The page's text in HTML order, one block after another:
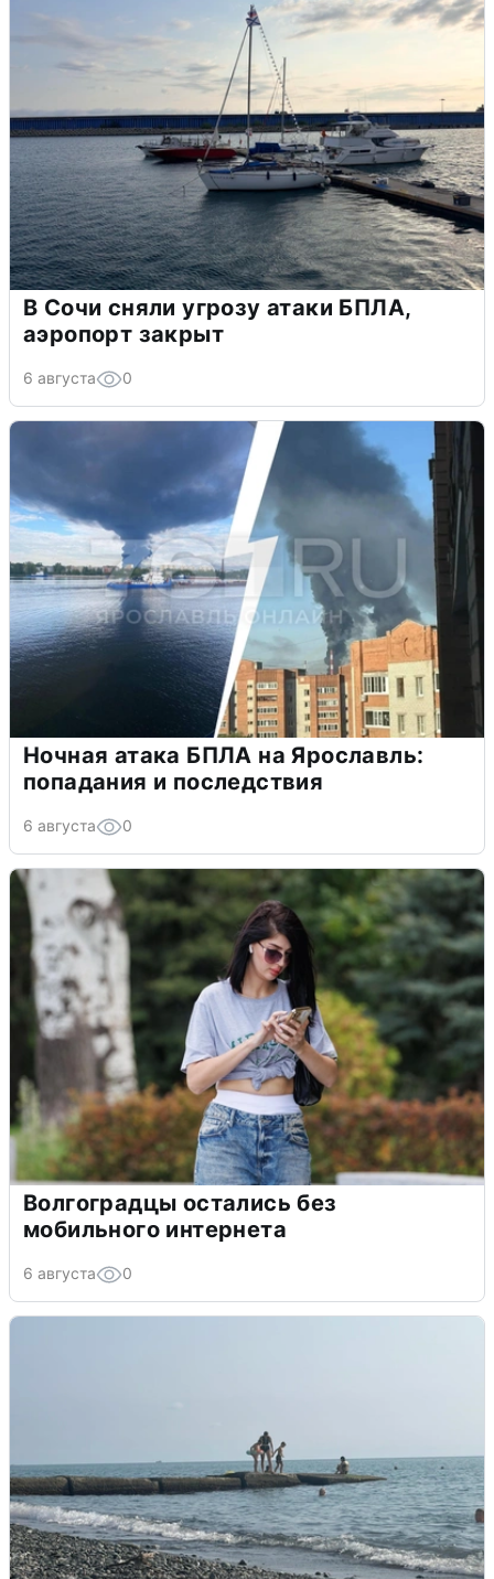
В Сочи сняли угрозу атаки БПЛА,
аэропорт закрыт
6 августа 0
Ночная атака БПЛА на Ярославль:
попадания и последствия
6 августа 0
Волгоградцы остались без
мобильного интернета
6 августа 0